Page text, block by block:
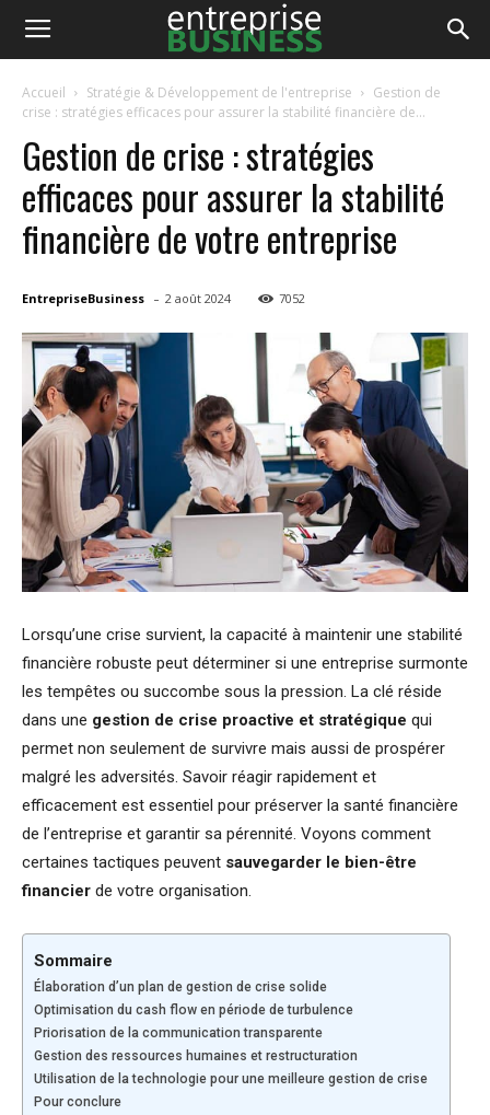
EntrepriseBusiness
Accueil Stratégie & Développement de l'entreprise
Gestion de
crise : stratégies efficaces pour assurer la stabilité financière de...
Gestion de crise : stratégies
efficaces pour assurer la stabilité
financière de votre entreprise
EntrepriseBusiness - 2 août 2024 7052
Lorsqu’une crise survient, la capacité à maintenir une stabilité
financière robuste peut déterminer si une entreprise surmonte
les tempêtes ou succombe sous la pression. La clé réside
dans une gestion de crise proactive et stratégique qui
permet non seulement de survivre mais aussi de prospérer
malgré les adversités. Savoir réagir rapidement et
efficacement est essentiel pour préserver la santé financière
de l’entreprise et garantir sa pérennité. Voyons comment
certaines tactiques peuvent sauvegarder le bien-être
financier de votre organisation.
Sommaire
Élaboration d’un plan de gestion de crise solide
Optimisation du cash flow en période de turbulence
Priorisation de la communication transparente
Gestion des ressources humaines et restructuration
Utilisation de la technologie pour une meilleure gestion de crise
Pour conclure